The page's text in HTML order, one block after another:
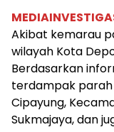
Akibat kemarau
wilayah Kota
Berdasarkan
terdampak
Cipayung,
Sukmajaya, dan